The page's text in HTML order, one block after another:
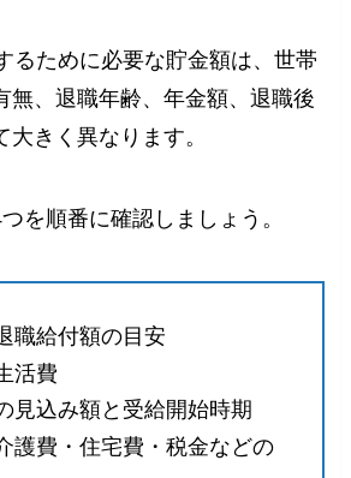
るために必要な貯金額は、世帯
無、退職年齢、年金額、退職後
きく異なります。
を順番に確認しましょう。
職給付額の目安
活費
見込み額と受給開始時期
護費・住宅費・税金などの